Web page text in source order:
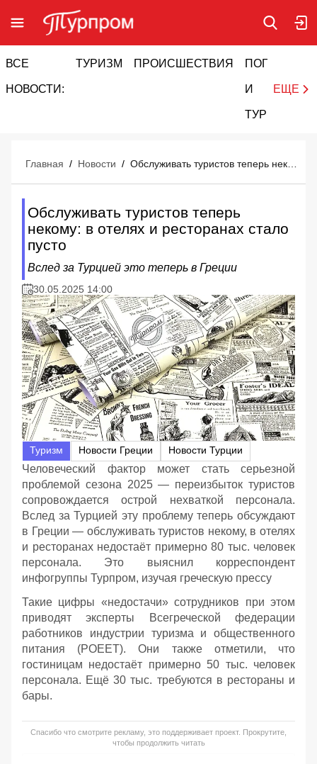
ВСЕ
НОВОСТИ:
ТУРИЗМ ПРОИСШЕСТВИЯ ПОГОДА
И
ТУРИЗМ
ЕЩЕ
Главная / Новости /
Обслуживать туристов теперь
некому: в отелях и ресторанах стало
пусто
Вслед за Турцией это теперь в Греции
30.05.2025 14:00
Туризм Новости Греции Новости Турции
Человеческий фактор может стать серьезной
проблемой сезона 2025 — переизбыток туристов
сопровождается острой нехваткой персонала.
Вслед за Турцией эту проблему теперь обсуждают
в Греции — обслуживать туристов некому, в отелях
и ресторанах недостаёт примерно 80 тыс. человек
персонала. Это выяснил корреспондент
инфогруппы Турпром, изучая греческую прессу
Такие цифры «недостачи» сотрудников при этом
приводят эксперты Всегреческой федерации
работников индустрии туризма и общественного
питания (POEET). Они также отметили, что
гостиницам недостаёт примерно 50 тыс. человек
персонала. Ещё 30 тыс. требуются в рестораны и
бары.
Спасибо что смотрите рекламу, это поддерживает проект. Прокрутите,
чтобы продолжить читать